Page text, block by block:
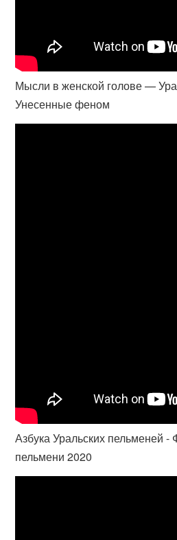
Мысли в женской голове —
Унесенные феном
Азбука Уральских пельменей -
пельмени 2020